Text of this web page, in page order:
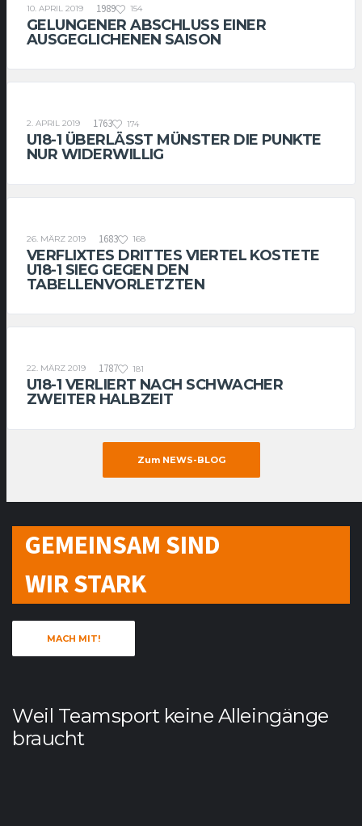
10. APRIL 2019
1989 154
GELUNGENER ABSCHLUSS EINER
AUSGEGLICHENEN SAISON
2. APRIL 2019
1763 174
U18-1 ÜBERLÄSST MÜNSTER DIE PUNKTE
NUR WIDERWILLIG
26. MÄRZ 2019
1683 168
VERFLIXTES DRITTES VIERTEL KOSTETE
U18-1 SIEG GEGEN DEN
TABELLENVORLETZTEN
22. MÄRZ 2019
1787 181
U18-1 VERLIERT NACH SCHWACHER
ZWEITER HALBZEIT
Zum NEWS-BLOG
GEMEINSAM SIND
WIR STARK
MACH MIT!
Weil Teamsport keine Alleingänge
braucht